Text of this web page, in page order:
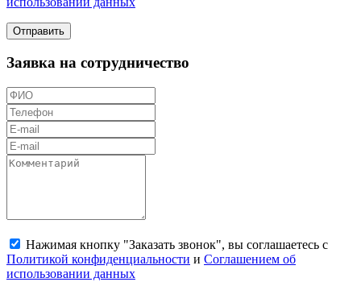
Отправить
Заявка на сотрудничество
Нажимая кнопку "Заказать звонок", вы соглашаетесь с
Политикой конфиденциальности и Соглашением об
использовании данных